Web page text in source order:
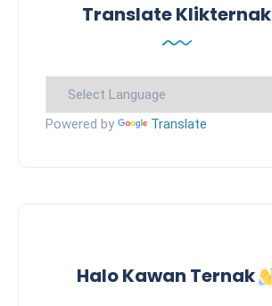
Translate Klikternak
Powered by Translate
Halo Kawan Ternak